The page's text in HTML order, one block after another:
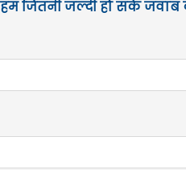
जितनी जल्दी हो सके जवाब